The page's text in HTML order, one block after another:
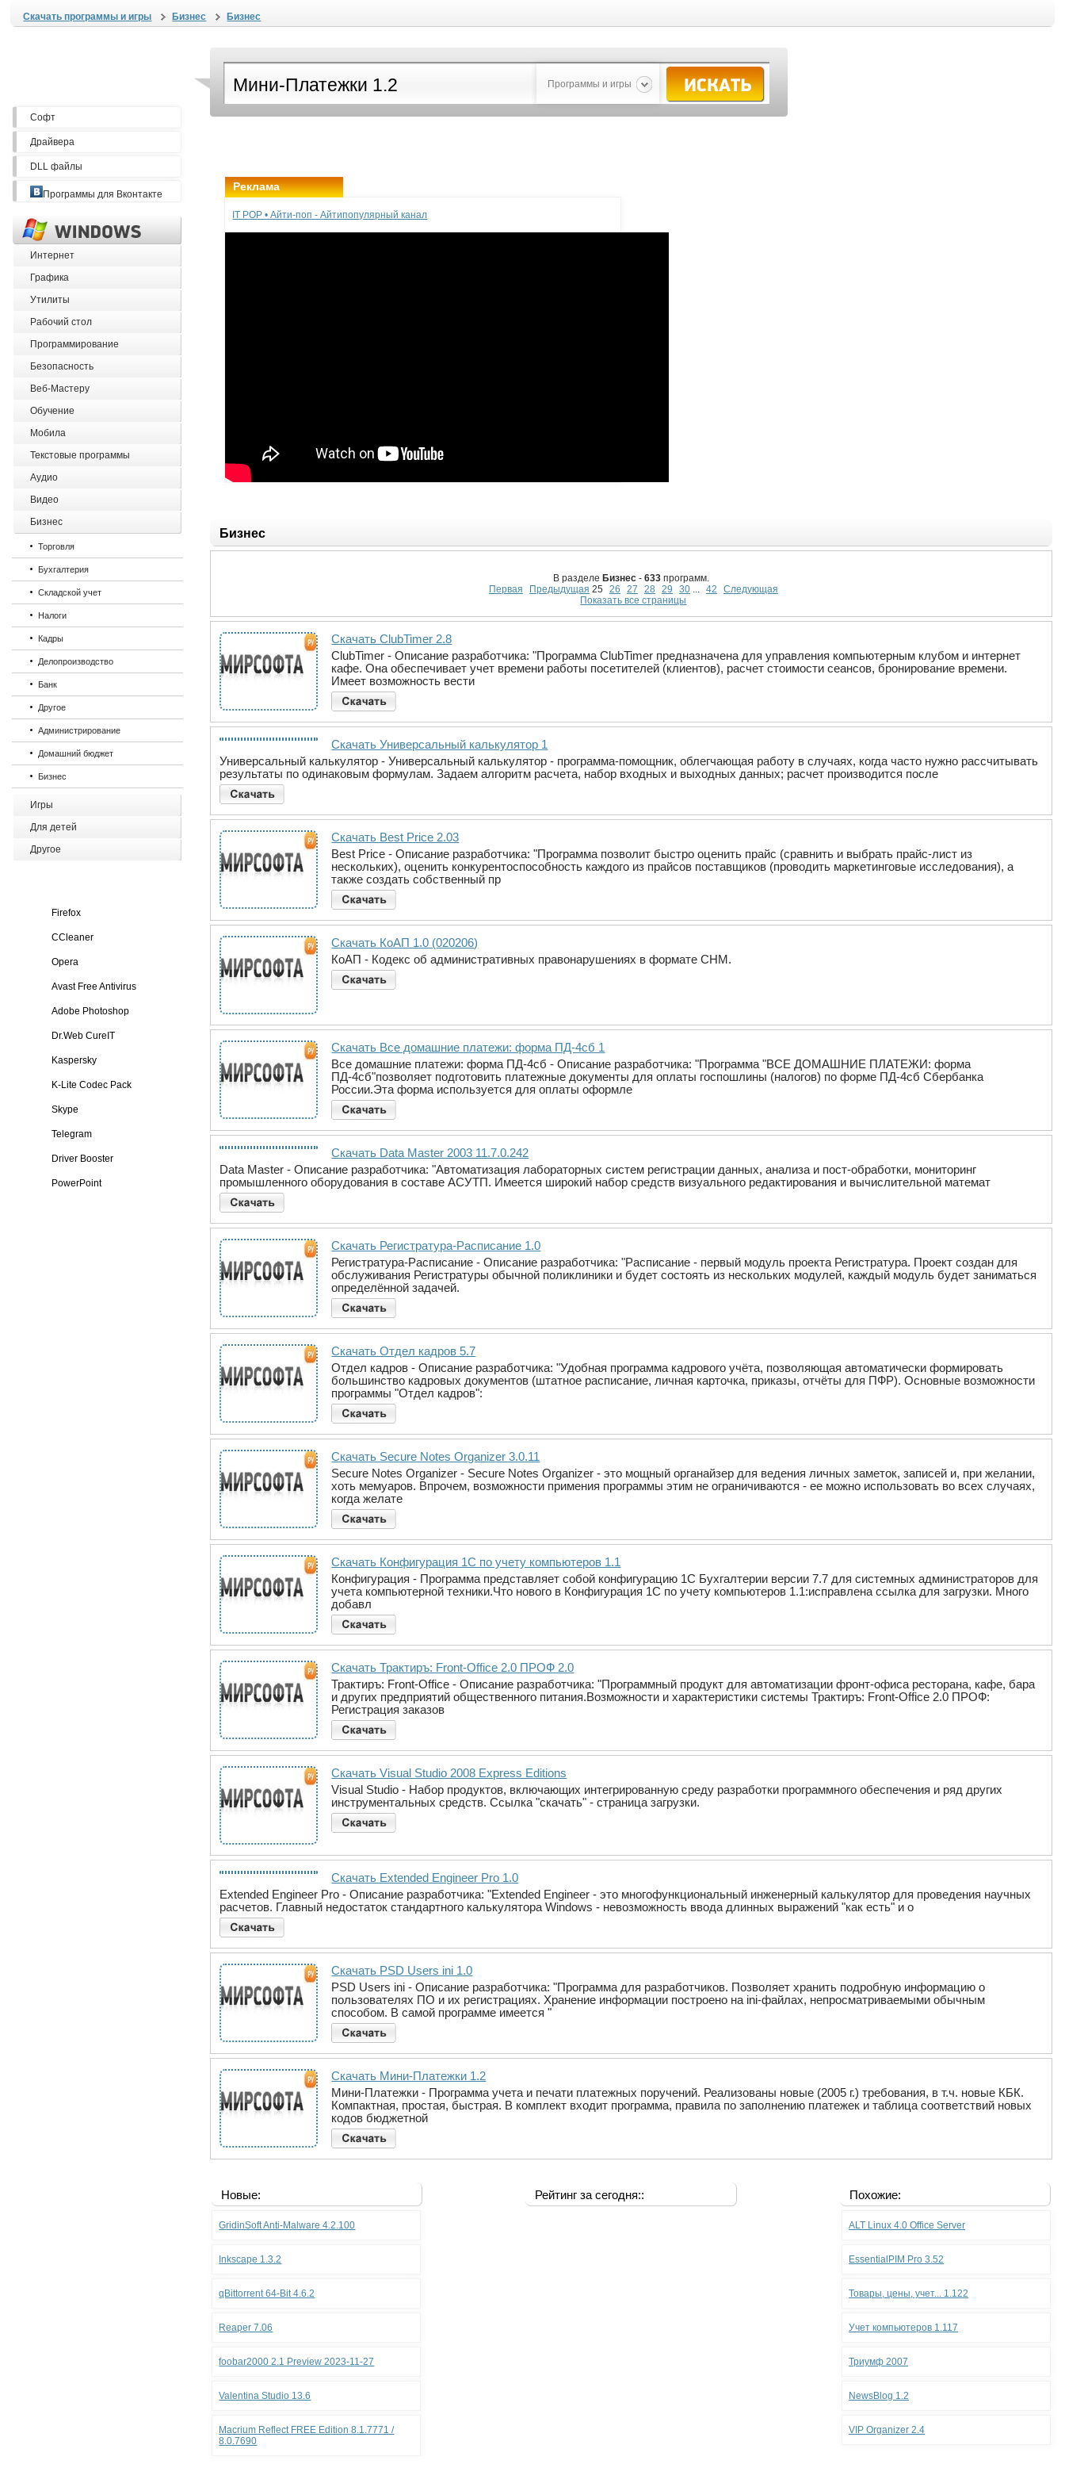
Скачать программы и игры Бизнес Бизнес
Программы и игры
Софт
Драйвера
DLL файлы
Программы для Вконтакте
Интернет
Графика
Утилиты
Рабочий стол
Программирование
Безопасность
Веб-Мастеру
Обучение
Мобила
Текстовые программы
Аудио
Видео
Бизнес
Торговля
Бухгалтерия
Складской учет
Налоги
Кадры
Делопроизводство
Банк
Другое
Администрирование
Домашний бюджет
Бизнес
Игры
Для детей
Другое
Firefox
CCleaner
Opera
Avast Free Antivirus
Adobe Photoshop
Dr.Web CureIT
Kaspersky
K-Lite Codec Pack
Skype
Telegram
Driver Booster
PowerPoint
Реклама
IT POP • Айти-поп - Айтипопулярный канал
Бизнес
В разделе Бизнес -633 программ.
Первая
Предыдущая 25 26 27 28 29 30... 42
Следующая
Показать все страницы
Скачать ClubTimer 2.8
ClubTimer - Описание разработчика: "Программа ClubTimer предназначена для управления компьютерным клубом и интернет
кафе. Она обеспечивает учет времени работы посетителей (клиентов), расчет стоимости сеансов, бронирование времени.
Имеет возможность вести
Скачать Универсальный калькулятор 1
Универсальный калькулятор - Универсальный калькулятор - программа-помощник, облегчающая работу в случаях, когда часто нужно рассчитывать
результаты по одинаковым формулам. Задаем алгоритм расчета, набор входных и выходных данных; расчет производится после
Скачать Best Price 2.03
Best Price - Описание разработчика: "Программа позволит быстро оценить прайс (сравнить и выбрать прайс-лист из
нескольких), оценить конкурентоспособность каждого из прайсов поставщиков (проводить маркетинговые исследования), а
также создать собственный пр
Скачать КоАП 1.0 (020206)
КоАП - Кодекс об административных правонарушениях в формате СНМ.
Скачать Все домашние платежи: форма ПД-4сб 1
Все домашние платежи: форма ПД-4сб - Описание разработчика: "Программа "ВСЕ ДОМАШНИЕ ПЛАТЕЖИ: форма
ПД-4сб"позволяет подготовить платежные документы для оплаты госпошлины (налогов) по форме ПД-4сб Сбербанка
России.Эта форма используется для оплаты оформле
Скачать Data Master 2003 11.7.0.242
Data Master - Описание разработчика: "Автоматизация лабораторных систем регистрации данных, анализа и пост-обработки, мониторинг
промышленного оборудования в составе АСУТП. Имеется широкий набор средств визуального редактирования и вычислительной математ
Скачать Регистратура-Расписание 1.0
Регистратура-Расписание - Описание разработчика: "Расписание - первый модуль проекта Регистратура. Проект создан для
обслуживания Регистратуры обычной поликлиники и будет состоять из нескольких модулей, каждый модуль будет заниматься
определённой задачей.
Скачать Отдел кадров 5.7
Отдел кадров - Описание разработчика: "Удобная программа кадрового учёта, позволяющая автоматически формировать
большинство кадровых документов (штатное расписание, личная карточка, приказы, отчёты для ПФР). Основные возможности
программы "Отдел кадров":
Скачать Secure Notes Organizer 3.0.11
Secure Notes Organizer - Secure Notes Organizer - это мощный органайзер для ведения личных заметок, записей и, при желании,
хоть мемуаров. Впрочем, возможности примения программы этим не ограничиваются - ее можно использовать во всех случаях,
когда желате
Скачать Конфигурация 1С по учету компьютеров 1.1
Конфигурация - Программа представляет собой конфигурацию 1С Бухгалтерии версии 7.7 для системных администраторов для
учета компьютерной техники.Что нового в Конфигурация 1С по учету компьютеров 1.1:исправлена ссылка для загрузки. Много
добавл
Скачать Трактиръ: Front-Office 2.0 ПРОФ 2.0
Трактиръ: Front-Office - Описание разработчика: "Программный продукт для автоматизации фронт-офиса ресторана, кафе, бара
и других предприятий общественного питания.Возможности и характеристики системы Трактиръ: Front-Office 2.0 ПРОФ:
Регистрация заказов
Скачать Visual Studio 2008 Express Editions
Visual Studio - Набор продуктов, включающих интегрированную среду разработки программного обеспечения и ряд других
инструментальных средств. Ссылка "скачать" - страница загрузки.
Скачать Extended Engineer Pro 1.0
Extended Engineer Pro - Описание разработчика: "Extended Engineer - это многофункциональный инженерный калькулятор для проведения научных
расчетов. Главный недостаток стандартного калькулятора Windows - невозможность ввода длинных выражений "как есть" и о
Скачать PSD Users ini 1.0
PSD Users ini - Описание разработчика: "Программа для разработчиков. Позволяет хранить подробную информацию о
пользователях ПО и их регистрациях. Хранение информации построено на ini-файлах, непросматриваемыми обычным
способом. В самой программе имеется "
Скачать Мини-Платежки 1.2
Мини-Платежки - Программа учета и печати платежных поручений. Реализованы новые (2005 г.) требования, в т.ч. новые КБК.
Компактная, простая, быстрая. В комплект входит программа, правила по заполнению платежек и таблица соответствий новых
кодов бюджетной
Новые:
GridinSoft Anti-Malware 4.2.100
Inkscape 1.3.2
qBittorrent 64-Bit 4.6.2
Reaper 7.06
foobar2000 2.1 Preview 2023-11-27
Valentina Studio 13.6
Macrium Reflect FREE Edition 8.1.7771 /
8.0.7690
Рейтинг за сегодня:: Похожие:
ALT Linux 4.0 Office Server
EssentialPIM Pro 3.52
Товары, цены, учет... 1.122
Учет компьютеров 1.117
Триумф 2007
NewsBlog 1.2
VIP Organizer 2.4